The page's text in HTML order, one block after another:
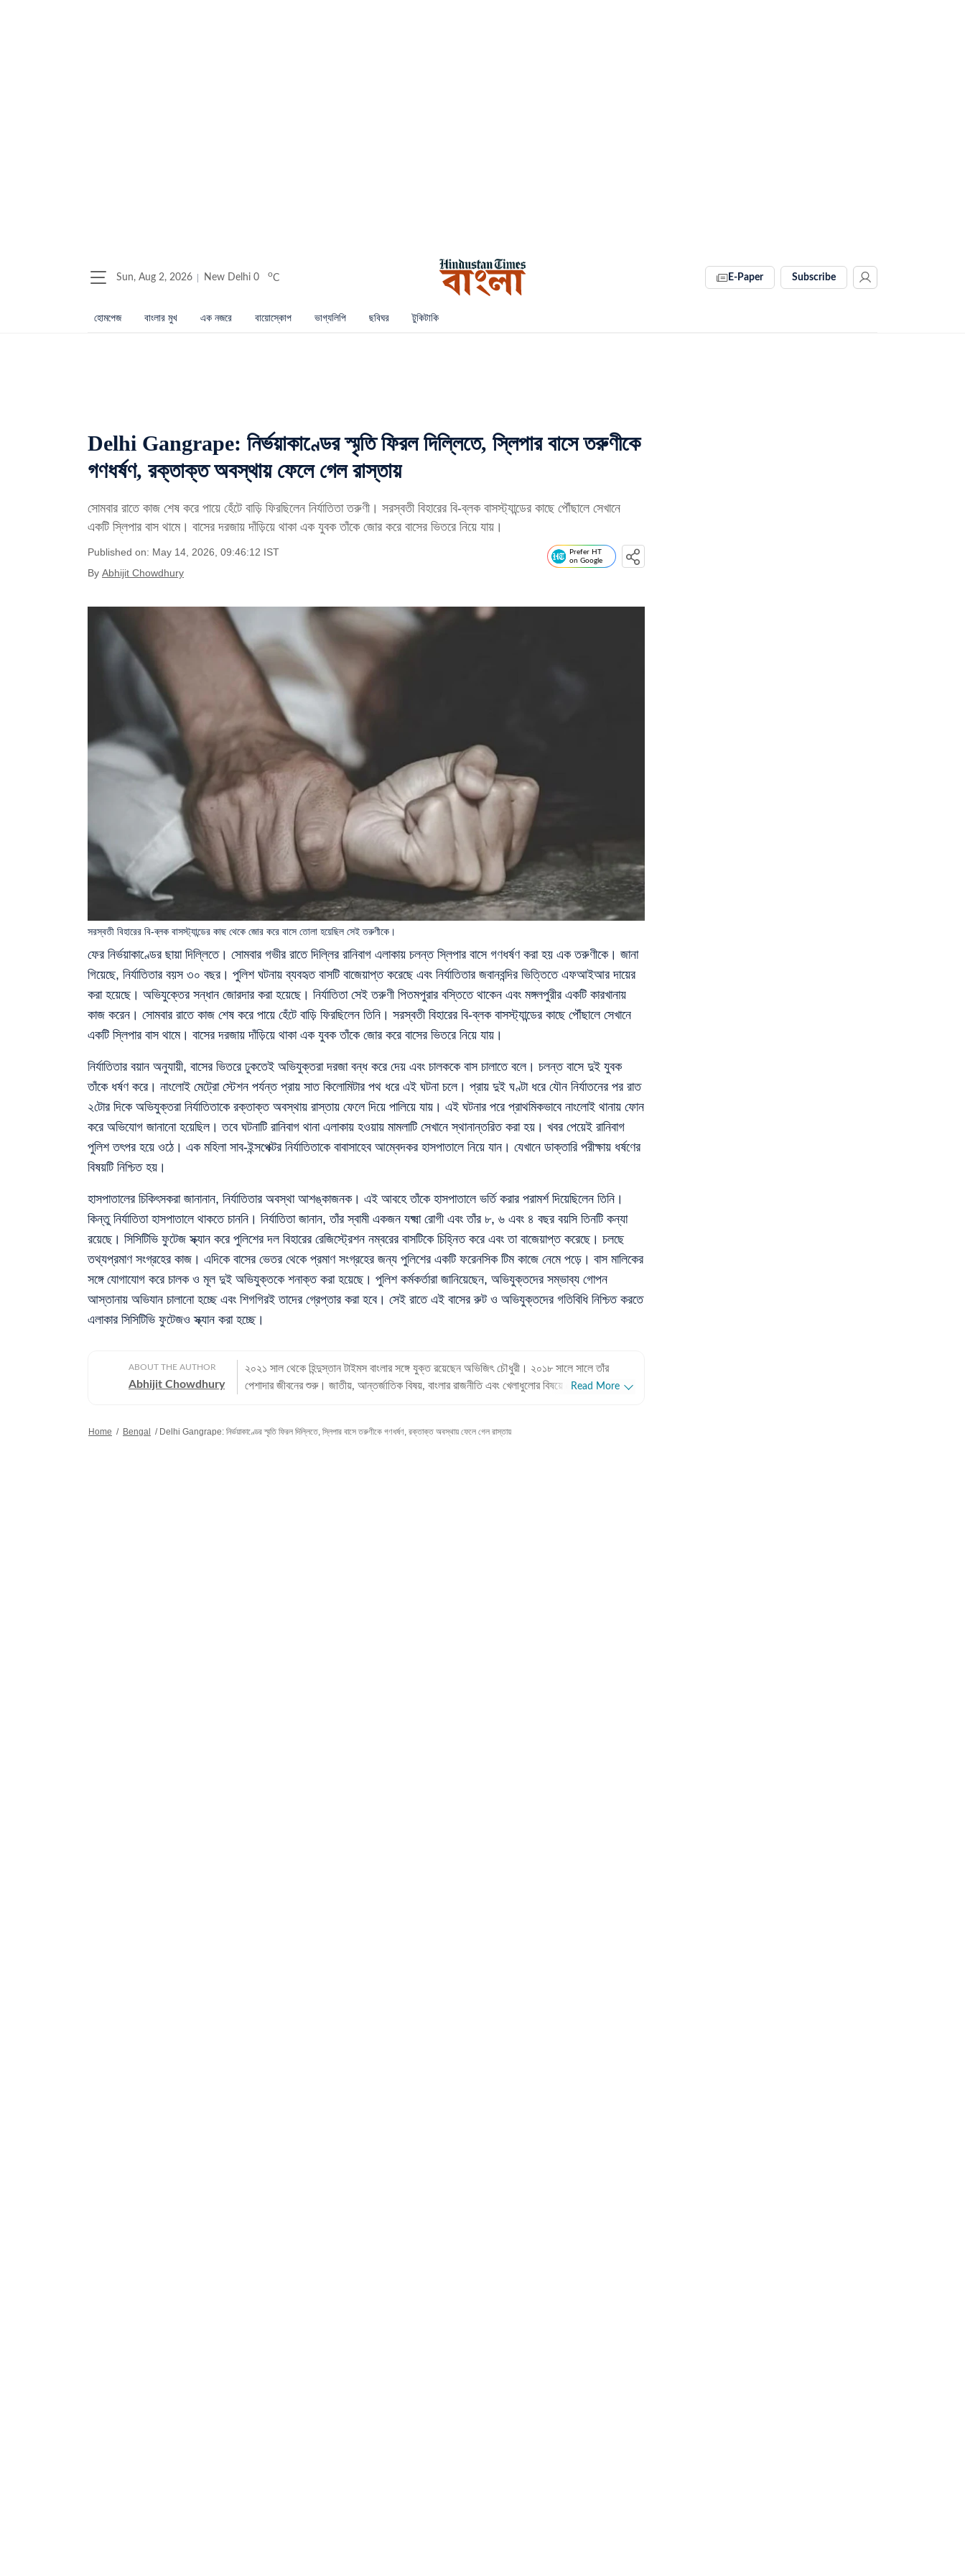
Sun, Aug 2, 2026 New Delhi 0 oC E-Paper Subscribe
হোমপেজ বাংলার মুখ এক নজরে বায়োস্কোপ ভাগ্যলিপি ছবিঘর টুকিটাকি
Delhi Gangrape: নির্ভয়াকাণ্ডের স্মৃতি ফিরল দিল্লিতে, স্লিপার বাসে তরুণীকে
গণধর্ষণ, রক্তাক্ত অবস্থায় ফেলে গেল রাস্তায়
সোমবার রাতে কাজ শেষ করে পায়ে হেঁটে বাড়ি ফিরছিলেন নির্যাতিতা তরুণী। সরস্বতী বিহারের বি-ব্লক বাসস্ট্যান্ডের কাছে পৌঁছালে সেখানে
একটি স্লিপার বাস থামে। বাসের দরজায় দাঁড়িয়ে থাকা এক যুবক তাঁকে জোর করে বাসের ভিতরে নিয়ে যায়।
Published on: May 14, 2026, 09:46:12 IST
By Abhijit Chowdhury
Prefer HT
on Google
ফের নির্ভয়াকাণ্ডের ছায়া দিল্লিতে। সোমবার গভীর রাতে দিল্লির রানিবাগ এলাকায় চলন্ত স্লিপার বাসে গণধর্ষণ করা হয় এক তরুণীকে। জানা
গিয়েছে, নির্যাতিতার বয়স ৩০ বছর। পুলিশ ঘটনায় ব্যবহৃত বাসটি বাজেয়াপ্ত করেছে এবং নির্যাতিতার জবানবন্দির ভিত্তিতে এফআইআর দায়ের
করা হয়েছে। অভিযুক্তের সন্ধান জোরদার করা হয়েছে। নির্যাতিতা সেই তরুণী পিতমপুরার বস্তিতে থাকেন এবং মঙ্গলপুরীর একটি কারখানায়
কাজ করেন। সোমবার রাতে কাজ শেষ করে পায়ে হেঁটে বাড়ি ফিরছিলেন তিনি। সরস্বতী বিহারের বি-ব্লক বাসস্ট্যান্ডের কাছে পৌঁছালে সেখানে
একটি স্লিপার বাস থামে। বাসের দরজায় দাঁড়িয়ে থাকা এক যুবক তাঁকে জোর করে বাসের ভিতরে নিয়ে যায়।
সরস্বতী বিহারের বি-ব্লক বাসস্ট্যান্ডের কাছ থেকে জোর করে বাসে তোলা হয়েছিল সেই তরুণীকে।
নির্যাতিতার বয়ান অনুযায়ী, বাসের ভিতরে ঢুকতেই অভিযুক্তরা দরজা বন্ধ করে দেয় এবং চালককে বাস চালাতে বলে। চলন্ত বাসে দুই যুবক
তাঁকে ধর্ষণ করে। নাংলোই মেট্রো স্টেশন পর্যন্ত প্রায় সাত কিলোমিটার পথ ধরে এই ঘটনা চলে। প্রায় দুই ঘণ্টা ধরে যৌন নির্যাতনের পর রাত
২টোর দিকে অভিযুক্তরা নির্যাতিতাকে রক্তাক্ত অবস্থায় রাস্তায় ফেলে দিয়ে পালিয়ে যায়। এই ঘটনার পরে প্রাথমিকভাবে নাংলোই থানায় ফোন
করে অভিযোগ জানানো হয়েছিল। তবে ঘটনাটি রানিবাগ থানা এলাকায় হওয়ায় মামলাটি সেখানে স্থানান্তরিত করা হয়। খবর পেয়েই রানিবাগ
পুলিশ তৎপর হয়ে ওঠে। এক মহিলা সাব-ইন্সপেক্টর নির্যাতিতাকে বাবাসাহেব আম্বেদকর হাসপাতালে নিয়ে যান। যেখানে ডাক্তারি পরীক্ষায় ধর্ষণের
বিষয়টি নিশ্চিত হয়।
হাসপাতালের চিকিৎসকরা জানানান, নির্যাতিতার অবস্থা আশঙ্কাজনক। এই আবহে তাঁকে হাসপাতালে ভর্তি করার পরামর্শ দিয়েছিলেন তিনি।
কিন্তু নির্যাতিতা হাসপাতালে থাকতে চাননি। নির্যাতিতা জানান, তাঁর স্বামী একজন যক্ষ্মা রোগী এবং তাঁর ৮, ৬ এবং ৪ বছর বয়সি তিনটি কন্যা
রয়েছে। সিসিটিভি ফুটেজ স্ক্যান করে পুলিশের দল বিহারের রেজিস্ট্রেশন নম্বরের বাসটিকে চিহ্নিত করে এবং তা বাজেয়াপ্ত করেছে। চলছে
তথ্যপ্রমাণ সংগ্রহের কাজ। এদিকে বাসের ভেতর থেকে প্রমাণ সংগ্রহের জন্য পুলিশের একটি ফরেনসিক টিম কাজে নেমে পড়ে। বাস মালিকের
সঙ্গে যোগাযোগ করে চালক ও মূল দুই অভিযুক্তকে শনাক্ত করা হয়েছে। পুলিশ কর্মকর্তারা জানিয়েছেন, অভিযুক্তদের সম্ভাব্য গোপন
আস্তানায় অভিযান চালানো হচ্ছে এবং শিগগিরই তাদের গ্রেপ্তার করা হবে। সেই রাতে এই বাসের রুট ও অভিযুক্তদের গতিবিধি নিশ্চিত করতে
এলাকার সিসিটিভি ফুটেজও স্ক্যান করা হচ্ছে।
ABOUT THE AUTHOR
Abhijit Chowdhury
২০২১ সাল থেকে হিন্দুস্তান টাইমস বাংলার সঙ্গে যুক্ত রয়েছেন অভিজিৎ চৌধুরী। ২০১৮ সালে সালে তাঁর
পেশাদার জীবনের শুরু। জাতীয়, আন্তর্জাতিক বিষয়, বাংলার রাজনীতি এবং খেলাধুলোর বিষয়ে লেখার ক্ষেত্রে ৮
জগতে প্রবেশ করেছেন অভিজিৎ। হিন্দুস্তান টাইমস বাংলায় যোগদানের আগে ওয়ানইন্ডিয়া এবং ইটিভি ভারতে
Read More
Home / Bengal / Delhi Gangrape: নির্ভয়াকাণ্ডের স্মৃতি ফিরল দিল্লিতে, স্লিপার বাসে তরুণীকে গণধর্ষণ, রক্তাক্ত অবস্থায় ফেলে গেল রাস্তায়